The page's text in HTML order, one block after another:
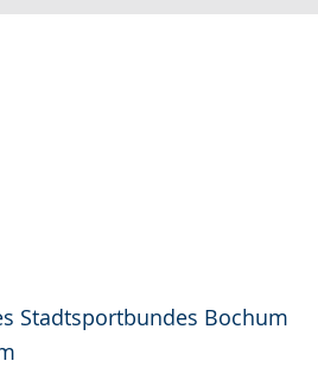
Stadtsportbundes Bochum